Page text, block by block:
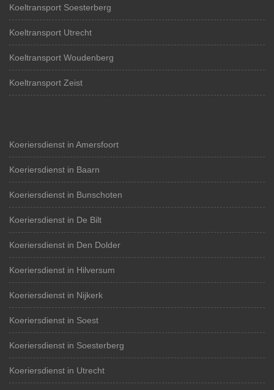
Koeltransport Soesterberg
Koeltransport Utrecht
Koeltransport Woudenberg
Koeltransport Zeist
Koeriersdienst in Amersfoort
Koeriersdienst in Baarn
Koeriersdienst in Bunschoten
Koeriersdienst in De Bilt
Koeriersdienst in Den Dolder
Koeriersdienst in Hilversum
Koeriersdienst in Nijkerk
Koeriersdienst in Soest
Koeriersdienst in Soesterberg
Koeriersdienst in Utrecht